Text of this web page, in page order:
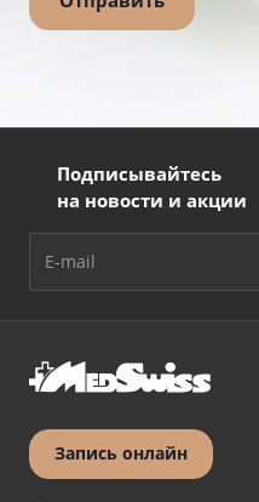
Подписывайтесь
на новости и акции
Запись онлайн